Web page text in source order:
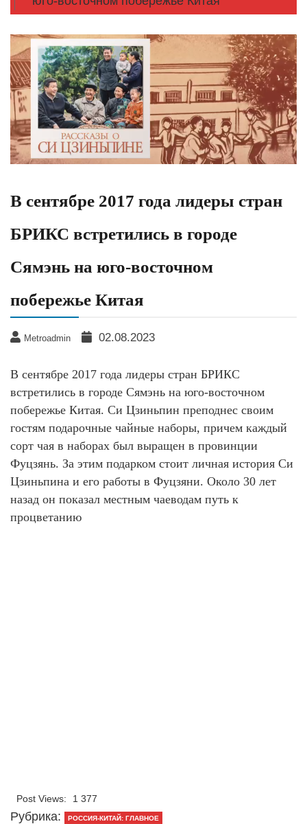
В сентябре 2017 года лидеры стран
БРИКС встретились в городе
Сямэнь на юго-восточном
побережье Китая
Metroadmin 02.08.2023
В сентябре 2017 года лидеры стран БРИКС
встретились в городе Сямэнь на юго-восточном
побережье Китая. Си Цзиньпин преподнес своим
гостям подарочные чайные наборы, причем каждый
сорт чая в наборах был выращен в провинции
Фуцзянь. За этим подарком стоит личная история Си
Цзиньпина и его работы в Фуцзяни. Около 30 лет
назад он показал местным чаеводам путь к
процветанию
Post Views: 1 377
Рубрика: РОССИЯ-КИТАЙ: ГЛАВНОЕ